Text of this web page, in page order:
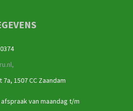
7a, 1507 CC Zaandam
van maandag t/m